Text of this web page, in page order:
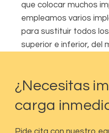
que colocar muchos
empleamos varios
para sustituir todos
superior e inferior, del
¿Necesitas
carga